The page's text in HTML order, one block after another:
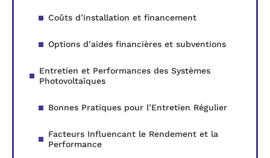
Coûts d’installation et financement
Options d’aides financières et subventions
Entretien et Performances des Systèmes
Photovoltaïques
Bonnes Pratiques pour l’Entretien Régulier
Facteurs Influencant le Rendement et la
Performance